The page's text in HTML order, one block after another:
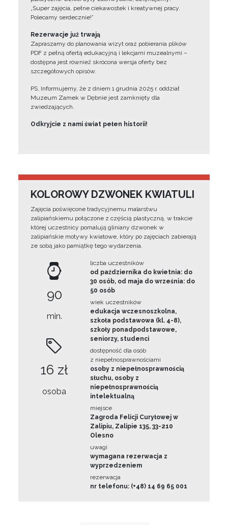
„Super zajęcia, pełne ciekawostek i kreatywnej pracy.
Polecamy serdecznie!”
Rezerwacje już trwają
Zapraszamy do planowania wizyt oraz pobierania plików
PDF z pełną ofertą edukacyjną i lekcjami muzealnymi –
dostępna jest również skrócona wersja oferty bez
szczegółowych opisów.
PS. Informujemy, że z dniem 1 grudnia 2025 r. oddział
Muzeum Zamek w Dębnie jest zamknięty dla
zwiedzających.
Odkryjcie z nami świat pełen historii!
KOLOROWY DZWONEK KWIATULI
Zajęcia poświęcone tradycyjnemu malarstwu
zalipiańskiemu połączone z częścią plastyczną, w trakcie
której uczestnicy pomalują gliniany dzwonek w
zalipiańskie motywy kwiatowe, który po zajęciach zabierają
ze sobą jako pamiątkę tego wydarzenia.
90
min.
16 zł
osoba
liczba uczestników
od października do kwietnia: do
30 osób, od maja do września: do
50 osób
wiek uczestników
edukacja wczesnoszkolna,
szkoła podstawowa (kl. 4-8),
szkoły ponadpodstawowe,
seniorzy, studenci
dostępność dla osób
z niepełnosprawnościami
osoby z niepełnosprawnością
słuchu, osoby z
niepełnosprawnością
intelektualną
miejsce
Zagroda Felicji Curyłowej w
Zalipiu, Zalipie 135, 33-210
Olesno
uwagi
wymagana rezerwacja z
wyprzedzeniem
rezerwacja
nr telefonu: (+48) 14 69 65 001